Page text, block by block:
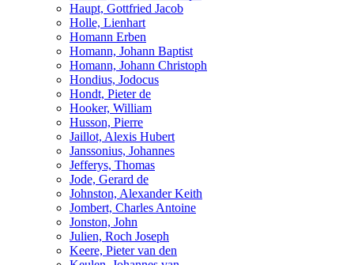
Haupt, Gottfried Jacob
Holle, Lienhart
Homann Erben
Homann, Johann Baptist
Homann, Johann Christoph
Hondius, Jodocus
Hondt, Pieter de
Hooker, William
Husson, Pierre
Jaillot, Alexis Hubert
Janssonius, Johannes
Jefferys, Thomas
Jode, Gerard de
Johnston, Alexander Keith
Jombert, Charles Antoine
Jonston, John
Julien, Roch Joseph
Keere, Pieter van den